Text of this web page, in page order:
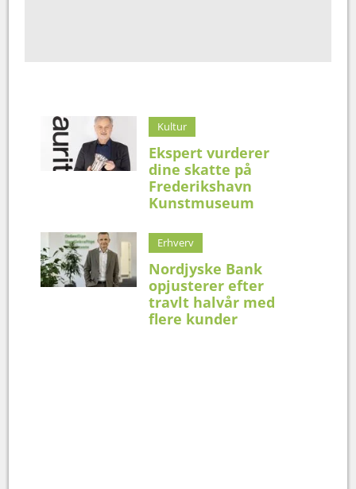
Kultur
Ekspert vurderer
dine skatte på
Frederikshavn
Kunstmuseum
Erhverv
Nordjyske Bank
opjusterer efter
travlt halvår med
flere kunder